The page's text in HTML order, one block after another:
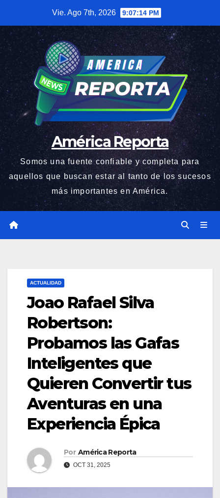
contenido
Vie. Ago 7th, 2026 9:07:16 PM
América Reporta
Somos una fuente confiable y completa para
aquellos que buscan estar al tanto de los sucesos
más importantes en América.
ACTUALIDAD
Joao Rafael Silva
Robertson:
Probamos las Gafas
Inteligentes que
Quieren Convertir tus
Aventuras en una
Experiencia Épica
Por América Reporta
OCT 31, 2025